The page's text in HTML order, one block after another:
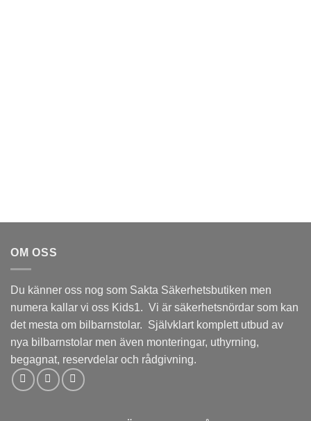
OM OSS
Du känner oss nog som Sakta Säkerhetsbutiken men
numera kallar vi oss Kids1. Vi är säkerhetsnördar som kan
det mesta om bilbarnstolar. Självklart komplett utbud av
nya bilbarnstolar men även monteringar, uthyrning,
begagnat, reservdelar och rådgivning.